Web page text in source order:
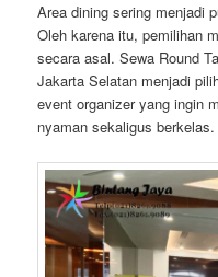
Area dining sering menjadi
Oleh karena itu, pemilihan
secara asal. Sewa Round
Jakarta Selatan menjadi
event organizer yang ingin
nyaman sekaligus berkelas.